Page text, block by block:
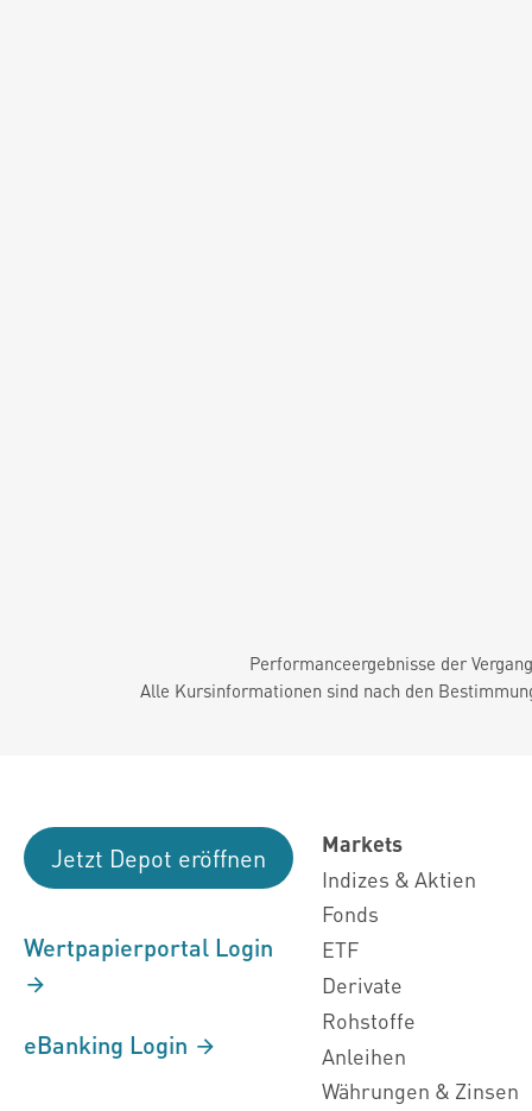
Performanceergebnisse der
Alle Kursinformationen sind nach den
Jetzt Depot eröffnen
Wertpapierportal Login
eBanking Login
Markets
Indizes & Aktien
Fonds
ETF
Derivate
Rohstoffe
Anleihen
Währungen & Zinsen